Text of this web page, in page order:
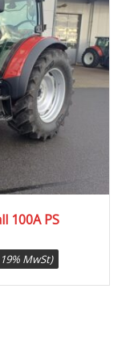
100A PS
MwSt)